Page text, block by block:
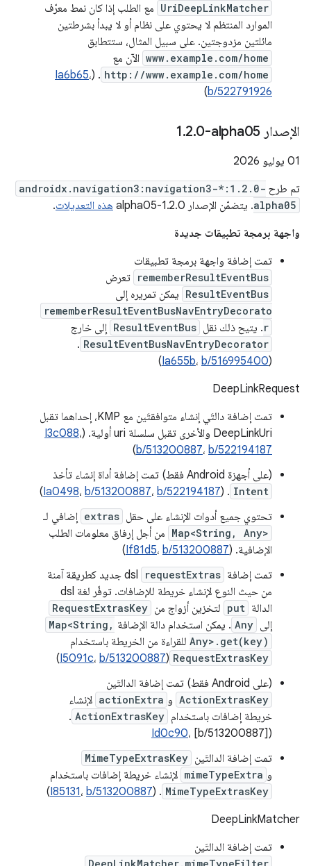
UriDeepLinkMatcher مع الطلب إذا كان نمط معرّف
الموارد المنتظم لا يحتوي على نظام أو لا يبدأ بشرطتين
مائلتين مزدوجتين. على سبيل المثال، ستتطابق
www.example.com/home الآن مع
http://www.example.com/home
. (
Ia6b65،
b/522791926
)
الإصدار ‎1 .2.0-alpha05
‫01 يوليو 2026
تم طرح androidx.navigation3:navigation3-*:1.2.0-
alpha05. يتضمّن الإصدار 1.2.0-alpha05 هذه التعديلات.
واجهة برمجة تطبيقات جديدة
تمت إضافة واجهة برمجة تطبيقات
rememberResultEventBus تعرض
ResultEventBus يمكن تمريره إلى
rememberResultEventBusNavEntryDecorato
r. يتيح ذلك نقل ResultEventBus إلى خارج
ResultEventBusNavEntryDecorator
.
(
Ia655b، b/516995400
)
DeepLinkRequest
تمت إضافة دالتَي إنشاء متوافقتَين مع KMP، إحداهما تقبل
DeepLinkUri والأخرى تقبل سلسلة uri أولية. (
I3c088،
b/513200887، b/522194187
)
(على أجهزة Android فقط) تمت إضافة أداة إنشاء تأخذ
Intent
. (
Ia0498، b/513200887، b/522194187
)
تحتوي جميع أدوات الإنشاء على حقل extras إضافي لـ
Map<String, Any> من أجل إرفاق معلومات الطلب
الإضافية. (
If81d5، b/513200887
)
تمت إضافة requestExtras
dsl جديد كطريقة آمنة
من حيث النوع لإنشاء خريطة للإضافات. توفّر لغة dsl
الدالة put لتخزين أزواج من RequestExtrasKey
إلى Any . يمكن استخدام دالة الإضافة Map<String,
Any>.get(key) للقراءة من الخريطة باستخدام
RequestExtrasKey
(
I5091c، b/513200887
)
(على Android فقط) تمت إضافة الدالتَين
ActionExtrasKey و actionExtra لإنشاء
خريطة إضافات باستخدام ActionExtrasKey
.
(
Id0c90، [b/513200887]
تمت إضافة الدالتَين MimeTypeExtrasKey
و mimeTypeExtra لإنشاء خريطة إضافات باستخدام
MimeTypeExtrasKey
. (
I85131، b/513200887
)
DeepLinkMatcher
تمت إضافة الدالتَين